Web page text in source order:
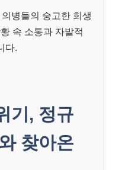
병들의 숭고한 희생
속 소통과 자발적
다.
기, 정규
찾아온